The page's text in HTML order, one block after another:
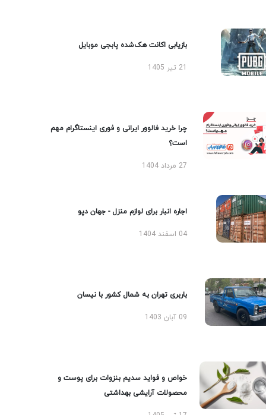
بازیابی اکانت هک‌شده پابجی موبایل
چرا خرید فالوور ایرانی و فوری اینستاگرام مهم
است؟
27 مرداد 1404
اجاره انبار برای لوازم منزل - جهان دپو
04 اسفند 1404
باربری تهران به شمال کشور با نیسان
09 آبان 1403
خواص و فواید سدیم بنزوات برای پوست و
محصولات آرایشی بهداشتی